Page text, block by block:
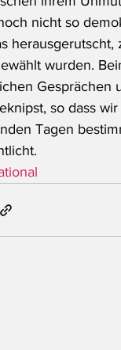
nicht so
wurden.
Gesprächen
so dass
Tagen